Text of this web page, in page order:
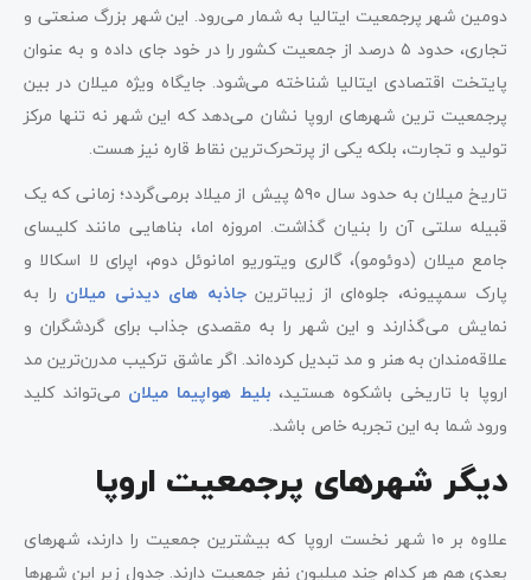
دومین شهر پرجمعیت ایتالیا به شمار می‌رود. این شهر بزرگ صنعتی و
تجاری، حدود ۵ درصد از جمعیت کشور را در خود جای داده و به‌ عنوان
پایتخت اقتصادی ایتالیا شناخته می‌شود. جایگاه ویژه میلان در بین
پرجمعیت ترین شهرهای اروپا نشان می‌دهد که این شهر نه ‌تنها مرکز
تولید و تجارت، بلکه یکی از پرتحرک‌ترین نقاط قاره نیز هست.
تاریخ میلان به حدود سال ۵۹۰ پیش از میلاد برمی‌گردد؛ زمانی که یک
قبیله سلتی آن را بنیان گذاشت. امروزه اما، بناهایی مانند کلیسای
جامع میلان (دوئومو)، گالری ویتوریو امانوئل دوم، اپرای لا اسکالا و
پارک سمپیونه، جلوه‌ای از زیباترینجاذبه های دیدنی میلان را به
نمایش می‌گذارند و این شهر را به مقصدی جذاب برای گردشگران و
علاقه‌مندان به هنر و مد تبدیل کرده‌اند. اگر عاشق ترکیب مدرن‌ترین مد
اروپا با تاریخی باشکوه هستید، بلیط هواپیما میلان می‌تواند کلید
ورود شما به این تجربه خاص باشد.
دیگر شهرهای پرجمعیت اروپا
علاوه بر ۱۰ شهر نخست اروپا که بیشترین جمعیت را دارند، شهرهای
بعدی هم هر کدام چند میلیون نفر جمعیت دارند. جدول زیر این شهرها